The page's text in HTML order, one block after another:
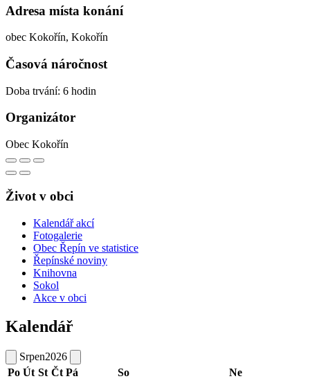
Adresa místa konání
obec Kokořín, Kokořín
Časová náročnost
Doba trvání: 6 hodin
Organizátor
Obec Kokořín
Život v obci
Kalendář akcí
Fotogalerie
Obec Řepín ve statistice
Řepínské noviny
Knihovna
Sokol
Akce v obci
Kalendář
Srpen2026
Po Út St Čt Pá So Ne